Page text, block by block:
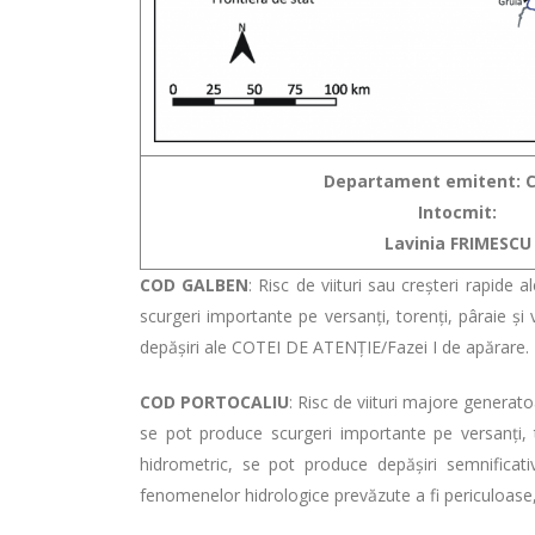
Departament emitent:
Intocmit:
Lavinia FRIMESCU
COD GALBEN: Risc de viituri sau creşteri rapide
scurgeri importante pe versanți, torenți, pâraie
depășiri ale COTEI DE ATENȚIE/Fazei I de apărare.
COD PORTOCALIU: Risc de viituri majore
se pot produce scurgeri importante pe
hidrometric, se pot produce depășiri
fenomenelor hidrologice prevăzute a fi